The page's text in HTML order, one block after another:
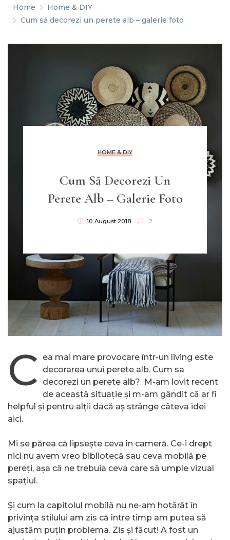
Home
Home & DIY
Cum să decorezi un perete alb – galerie foto
HOME & DIY
Cum Să Decorezi Un
Perete Alb – Galerie Foto
10 August 2018 2
C
ea mai mare provocare într-un living este
decorarea unui perete alb. Cum sa
decorezi un perete alb? M-am lovit recent
de această situație și m-am gândit că ar fi
helpful și pentru alții dacă aș strânge câteva idei
aici.
Mi se părea că lipsește ceva în cameră. Ce-i drept
nici nu avem vreo bibliotecă sau ceva mobilă pe
pereți, așa că ne trebuia ceva care să umple vizual
spațiul.
Și cum la capitolul mobilă nu ne-am hotărât în
privința stilului am zis că între timp am putea să
ajustăm puțin problema. Zis și făcut! A fost un